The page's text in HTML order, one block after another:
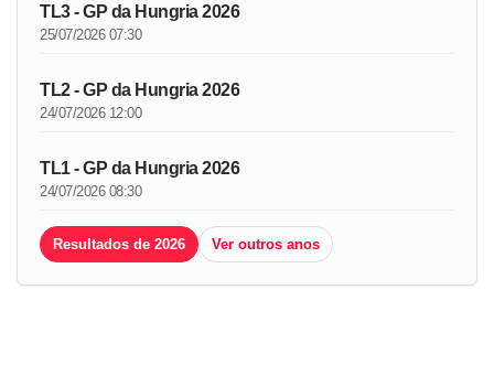
TL3 - GP da Hungria 2026
25/07/2026 07:30
TL2 - GP da Hungria 2026
24/07/2026 12:00
TL1 - GP da Hungria 2026
24/07/2026 08:30
Resultados de 2026 Ver outros anos